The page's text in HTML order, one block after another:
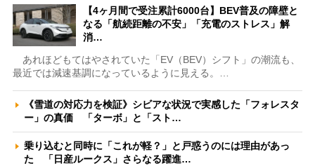
【4ヶ月間で受注累計6000台】BEV普及の障壁と
なる「航続距離の不安」「充電のストレス」解
消…
あれほどもてはやされていた「EV（BEV）シフト」の潮流も、
最近では減速基調になっているように見える。…
《雪道の対応力を検証》シビアな状況で実感した「フォレスタ
ー」の真価 「ターボ」と「スト…
乗り込むと同時に「これが軽？」と戸惑うのには理由があっ
た 「日産ルークス」さらなる躍進…